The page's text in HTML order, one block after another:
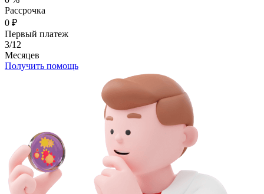
Рассрочка
0 ₽
Первый платеж
3/12
Месяцев
Получить помощь